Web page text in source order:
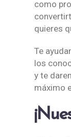
como
quieres
Te
los
y te
máximo